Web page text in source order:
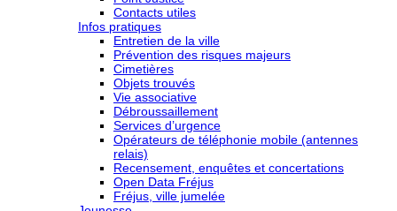
Contacts utiles
Infos pratiques
Entretien de la ville
Prévention des risques majeurs
Cimetières
Objets trouvés
Vie associative
Débroussaillement
Services d’urgence
Opérateurs de téléphonie mobile (antennes
relais)
Recensement, enquêtes et concertations
Open Data Fréjus
Fréjus, ville jumelée